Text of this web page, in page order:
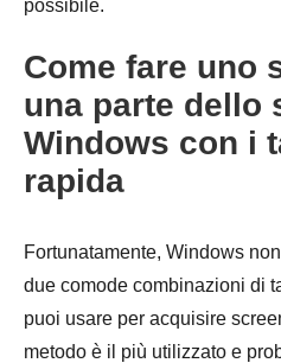
Passo 2.
possibile.
Come fare uno
una parte dello
Windows con i
rapida
Fortunatamente, Windows
due comode combinazioni di
puoi usare per acquisire
metodo è il più utilizzato e